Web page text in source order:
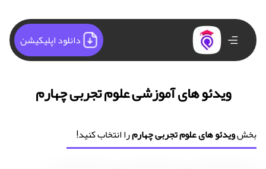
دانلود اپلیکیشن
ویدئو های آموزشی علوم تجربی چهارم
بخشویدئو های علوم تجربی چهارمرا انتخاب کنید!